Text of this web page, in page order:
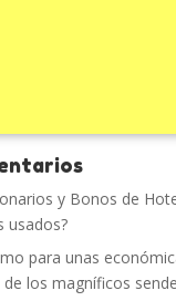
y Bonos de
usados?
para unas
los magníficos